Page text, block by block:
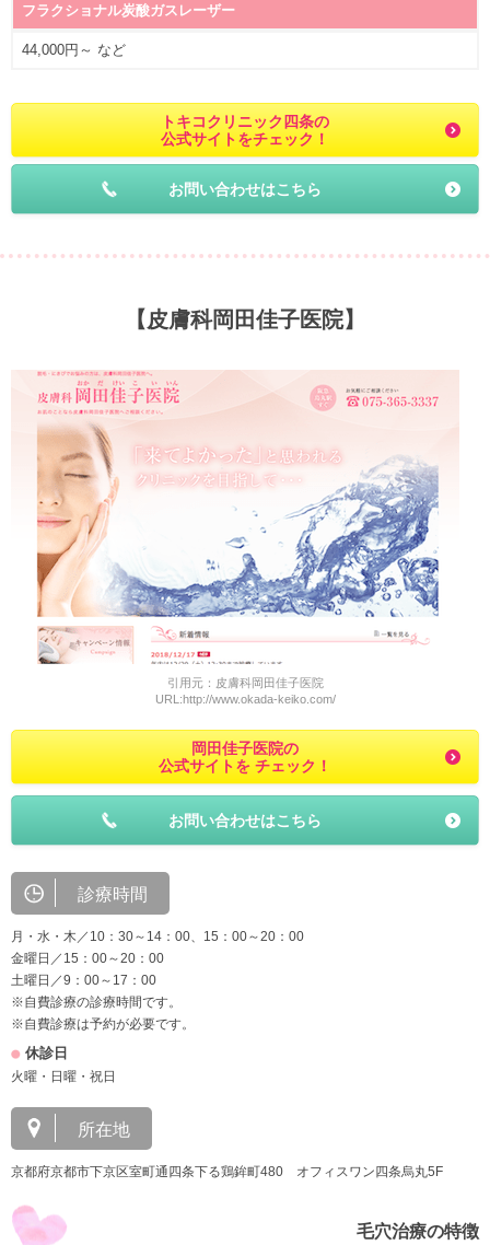
フラクショナル炭酸ガスレーザー
44,000円～ など
トキコクリニック四条の
公式サイトをチェック！
お問い合わせはこちら
【皮膚科岡田佳子医院】
引用元：皮膚科岡田佳子医院
URL:http://www.okada-keiko.com/
岡田佳子医院の
公式サイトを チェック！
お問い合わせはこちら
診療時間
月・水・木／10：30～14：00、15：00～20：00
金曜日／15：00～20：00
土曜日／9：00～17：00
※自費診療の診療時間です。
※自費診療は予約が必要です。
休診日
火曜・日曜・祝日
所在地
京都府京都市下京区室町通四条下る鶏鉾町480 オフィスワン四条烏丸5F
毛穴治療の特徴